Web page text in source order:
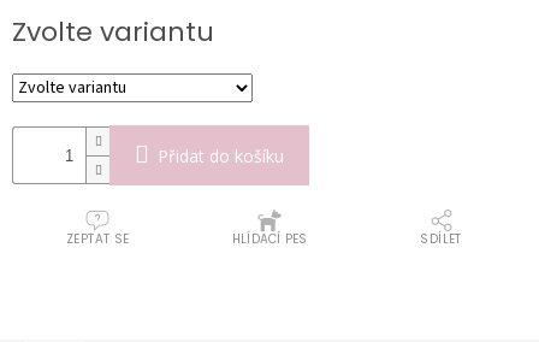
cena:
Zvolte variantu
Přidat do košíku
ZEPTAT SE HLÍDACÍ PES SDÍLET